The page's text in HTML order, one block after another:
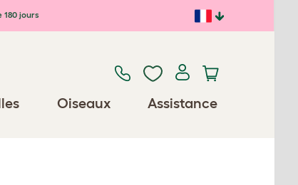
180 jours
Oiseaux Assistance